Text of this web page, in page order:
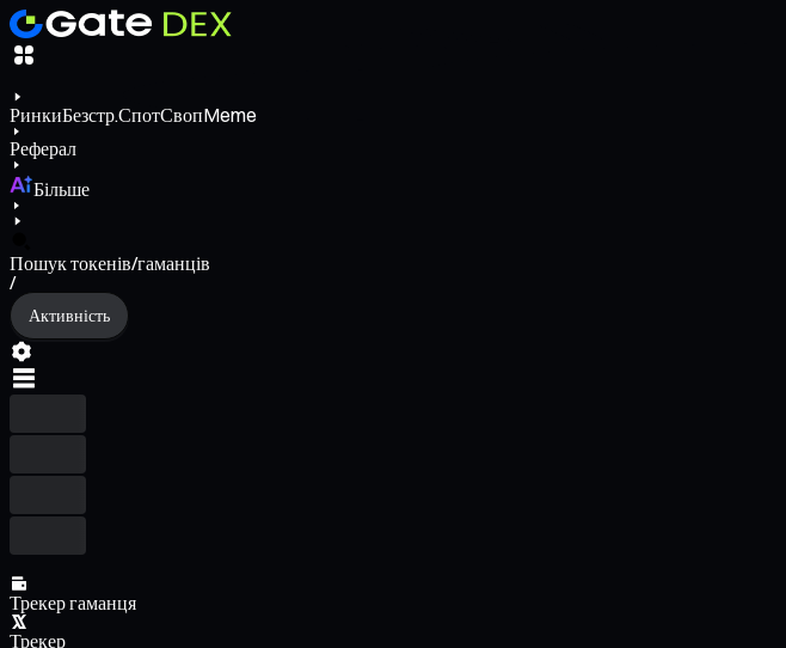
РинкиБезстр.СпотСвопMeme
Реферал
Більше
Пошук токенів/гаманців
/
Активність
Трекер гаманця
Трекер